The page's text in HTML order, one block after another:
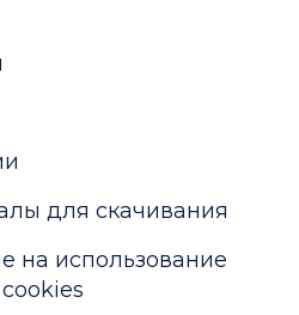
для скачивания
на использование